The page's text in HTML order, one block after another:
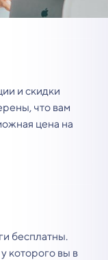
и скидки
что вам
цена на
бесплатны.
которого вы в